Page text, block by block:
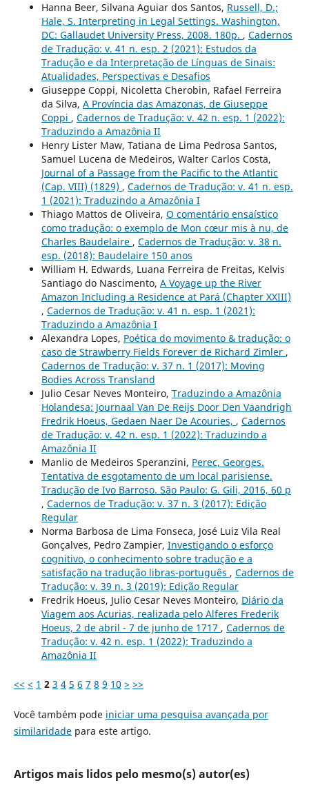
Hanna Beer, Silvana Aguiar dos Santos, Russell, D.;
Hale, S. Interpreting in Legal Settings. Washington,
DC: Gallaudet University Press, 2008. 180p. , Cadernos
de Tradução: v. 41 n. esp. 2 (2021): Estudos da
Tradução e da Interpretação de Línguas de Sinais:
Atualidades, Perspectivas e Desafios
Giuseppe Coppi, Nicoletta Cherobin, Rafael Ferreira
da Silva, A Província das Amazonas, de Giuseppe
Coppi , Cadernos de Tradução: v. 42 n. esp. 1 (2022):
Traduzindo a Amazônia II
Henry Lister Maw, Tatiana de Lima Pedrosa Santos,
Samuel Lucena de Medeiros, Walter Carlos Costa,
Journal of a Passage from the Pacific to the Atlantic
(Cap. VIII) (1829) , Cadernos de Tradução: v. 41 n. esp.
1 (2021): Traduzindo a Amazônia I
Thiago Mattos de Oliveira, O comentário ensaístico
como tradução: o exemplo de Mon cœur mis à nu, de
Charles Baudelaire , Cadernos de Tradução: v. 38 n.
esp. (2018): Baudelaire 150 anos
William H. Edwards, Luana Ferreira de Freitas, Kelvis
Santiago do Nascimento, A Voyage up the River
Amazon Including a Residence at Pará (Chapter XXIII)
, Cadernos de Tradução: v. 41 n. esp. 1 (2021):
Traduzindo a Amazônia I
Alexandra Lopes, Poética do movimento & tradução: o
caso de Strawberry Fields Forever de Richard Zimler ,
Cadernos de Tradução: v. 37 n. 1 (2017): Moving
Bodies Across Transland
Julio Cesar Neves Monteiro, Traduzindo a Amazônia
Holandesa: Journaal Van De Reijs Door Den Vaandrigh
Fredrik Hoeus, Gedaen Naer De Acouries, , Cadernos
de Tradução: v. 42 n. esp. 1 (2022): Traduzindo a
Amazônia II
Manlio de Medeiros Speranzini, Perec, Georges.
Tentativa de esgotamento de um local parisiense.
Tradução de Ivo Barroso. São Paulo: G. Gili, 2016, 60 p
, Cadernos de Tradução: v. 37 n. 3 (2017): Edição
Regular
Norma Barbosa de Lima Fonseca, José Luiz Vila Real
Gonçalves, Pedro Zampier, Investigando o esforço
cognitivo, o conhecimento sobre tradução e a
satisfação na tradução libras-português , Cadernos de
Tradução: v. 39 n. 3 (2019): Edição Regular
Fredrik Hoeus, Julio Cesar Neves Monteiro, Diário da
Viagem aos Acurias, realizada pelo Alferes Frederik
Hoeus, 2 de abril - 7 de junho de 1717 , Cadernos de
Tradução: v. 42 n. esp. 1 (2022): Traduzindo a
Amazônia II
<< < 1 2 3 4 5 6 7 8 9 10 > >>
Você também pode iniciar uma pesquisa avançada por
similaridadepara este artigo.
Artigos mais lidos pelo mesmo(s) autor(es)